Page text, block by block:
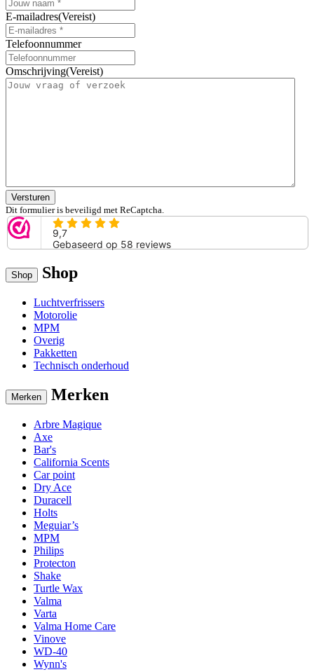
E-mailadres(Vereist)
Telefoonnummer
Omschrijving(Vereist)
Versturen
Dit formulier is beveiligd met ReCaptcha.
Shop Shop
Luchtverfrissers
Motorolie
MPM
Overig
Pakketten
Technisch onderhoud
Merken Merken
Arbre Magique
Axe
Bar's
California Scents
Car point
Dry Ace
Duracell
Holts
Meguiar’s
MPM
Philips
Protecton
Shake
Turtle Wax
Valma
Varta
Valma Home Care
Vinove
WD-40
Wynn's